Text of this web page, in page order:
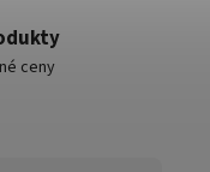
ceny